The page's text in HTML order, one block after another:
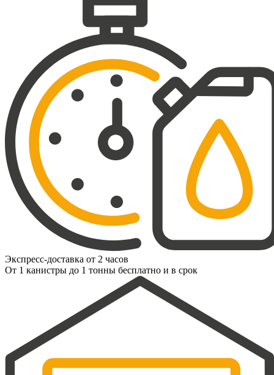
Экспресс-доставка от 2 часов
От 1 канистры до 1 тонны бесплатно и в срок